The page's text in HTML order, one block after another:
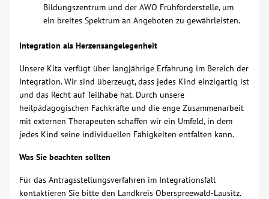
Bildungszentrum und der AWO Frühförderstelle, um
ein breites Spektrum an Angeboten zu gewährleisten.
Integration als Herzensangelegenheit
Unsere Kita verfügt über langjährige Erfahrung im Bereich der
Integration. Wir sind überzeugt, dass jedes Kind einzigartig ist
und das Recht auf Teilhabe hat. Durch unsere
heilpädagogischen Fachkräfte und die enge Zusammenarbeit
mit externen Therapeuten schaffen wir ein Umfeld, in dem
jedes Kind seine individuellen Fähigkeiten entfalten kann.
Was Sie beachten sollten
Für das Antragsstellungsverfahren im Integrationsfall
kontaktieren Sie bitte den Landkreis Oberspreewald-Lausitz.